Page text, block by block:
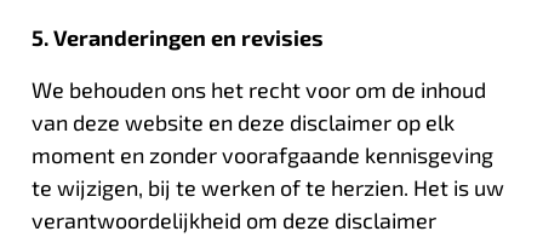
5. Veranderingen en revisies
We behouden ons het recht voor om de inhoud
van deze website en deze disclaimer op elk
moment en zonder voorafgaande kennisgeving
te wijzigen, bij te werken of te herzien. Het is uw
verantwoordelijkheid om deze disclaimer